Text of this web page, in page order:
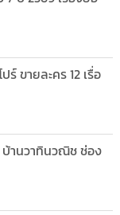
ขายละคร 12 เรื่อ
บ้านวาทินวณิช ช่อง